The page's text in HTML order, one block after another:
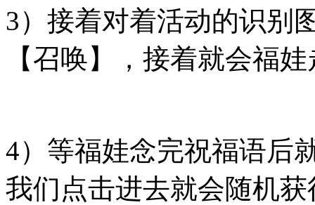
3）接着对着活动的识别
【召唤】，接着就会福
4）等福娃念完祝福语后
我们点击进去就会随机